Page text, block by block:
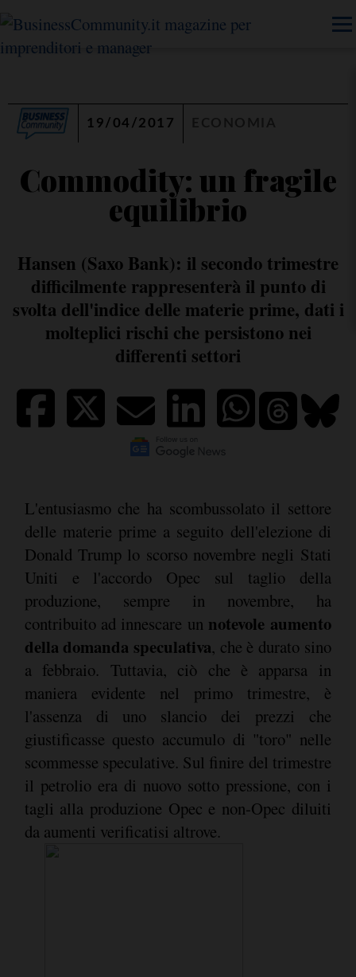
19/04/2017
Commodity: un fragile
equilibrio
Hansen (Saxo Bank): il secondo trimestre
difficilmente rappresenterà il punto di
svolta dell'indice delle materie prime, dati i
molteplici rischi che persistono nei
differenti settori
L'entusiasmo che ha scombussolato il settore
delle materie prime a seguito dell'elezione di
Donald Trump lo scorso novembre negli Stati
Uniti e l'accordo Opec sul taglio della
produzione, sempre in novembre, ha
contribuito ad innescare un notevole aumento
della domanda speculativa, che è durato sino
a febbraio. Tuttavia, ciò che è apparsa in
maniera evidente nel primo trimestre, è
l'assenza di uno slancio dei prezzi che
giustificasse questo accumulo di "toro" nelle
scommesse speculative. Sul finire del trimestre
il petrolio era di nuovo sotto pressione, con i
tagli alla produzione Opec e non-Opec diluiti
da aumenti verificatisi altrove.